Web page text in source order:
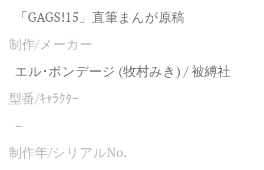
「GAGS!15」直筆まんが原稿
制作/メーカー
エル･ボンデージ (牧村みき) / 被縛社
型番/ｷｬﾗｸﾀｰ
–
制作年/シリアルNo.